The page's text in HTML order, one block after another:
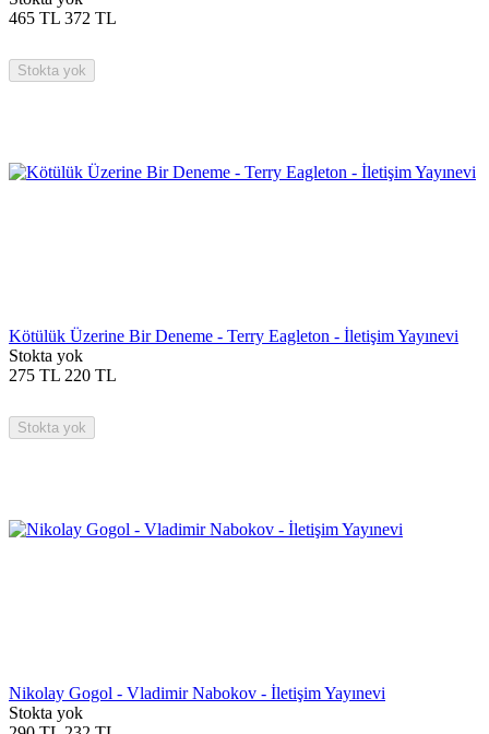
465 TL 372 TL
Stokta yok
Kötülük Üzerine Bir Deneme - Terry Eagleton - İletişim Yayınevi
Stokta yok
275 TL 220 TL
Stokta yok
Nikolay Gogol - Vladimir Nabokov - İletişim Yayınevi
Stokta yok